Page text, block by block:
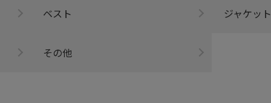
ベスト ジャケット
その他